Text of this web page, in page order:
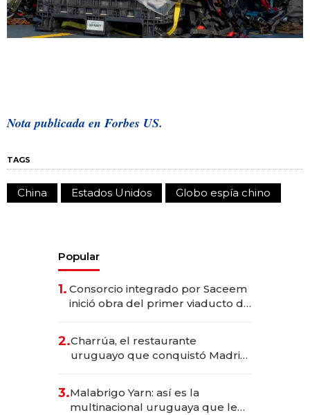
Nota publicada en Forbes US.
TAGS
China Estados Unidos Globo espía chino
Popular
1. Consorcio integrado por Saceem
inició obra del primer viaducto de
millones
2.Charrúa, el restaurante
uruguayo que conquistó Madrid:
anticipación y prepara apertura
3.Malabrigo Yarn: así es la
multinacional uruguaya que le